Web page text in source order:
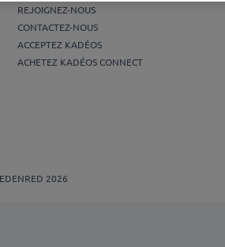
REJOIGNEZ-NOUS
CONTACTEZ-NOUS
ACCEPTEZ KADÉOS
ACHETEZ KADÉOS CONNECT
2026